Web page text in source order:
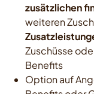
zusätzlichen
weiteren
Zuschüsse
Benefits
Option auf